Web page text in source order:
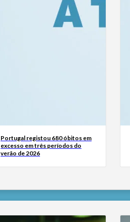
Portugal registou 680 óbitos em
excesso em três períodos do
verão de 2026